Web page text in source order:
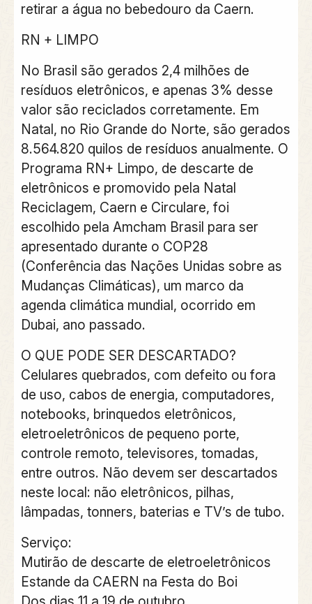
retirar a água no bebedouro da Caern.
RN + LIMPO
No Brasil são gerados 2,4 milhões de
resíduos eletrônicos, e apenas 3% desse
valor são reciclados corretamente. Em
Natal, no Rio Grande do Norte, são gerados
8.564.820 quilos de resíduos anualmente. O
Programa RN+ Limpo, de descarte de
eletrônicos e promovido pela Natal
Reciclagem, Caern e Circulare, foi
escolhido pela Amcham Brasil para ser
apresentado durante o COP28
(Conferência das Nações Unidas sobre as
Mudanças Climáticas), um marco da
agenda climática mundial, ocorrido em
Dubai, ano passado.
O QUE PODE SER DESCARTADO?
Celulares quebrados, com defeito ou fora
de uso, cabos de energia, computadores,
notebooks, brinquedos eletrônicos,
eletroeletrônicos de pequeno porte,
controle remoto, televisores, tomadas,
entre outros. Não devem ser descartados
neste local: não eletrônicos, pilhas,
lâmpadas, tonners, baterias e TV’s de tubo.
Serviço:
Mutirão de descarte de eletroeletrônicos
Estande da CAERN na Festa do Boi